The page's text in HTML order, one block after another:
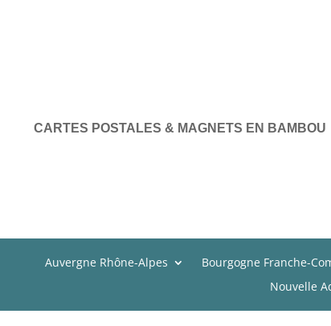
CARTES POSTALES & MAGNETS EN BAMBOU
Auvergne Rhône-Alpes Bourgogne Franche-
Nouvelle